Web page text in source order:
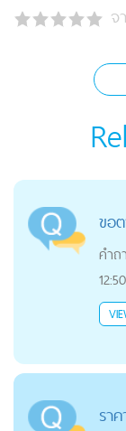
จ
ขอ
คำถ
รา